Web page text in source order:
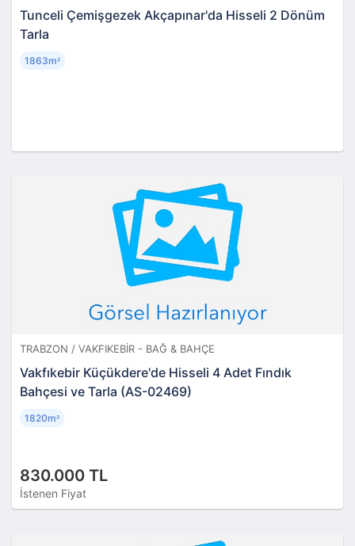
Tunceli Çemişgezek Akçapınar'da Hisseli 2 Dönüm
Tarla
1863m²
TRABZON / VAKFIKEBIR - BAĞ & BAHÇE
Vakfıkebir Küçükdere'de Hisseli 4 Adet Fındık
Bahçesi ve Tarla (AS-02469)
830.000 TL
İstenen Fiyat
1820m²